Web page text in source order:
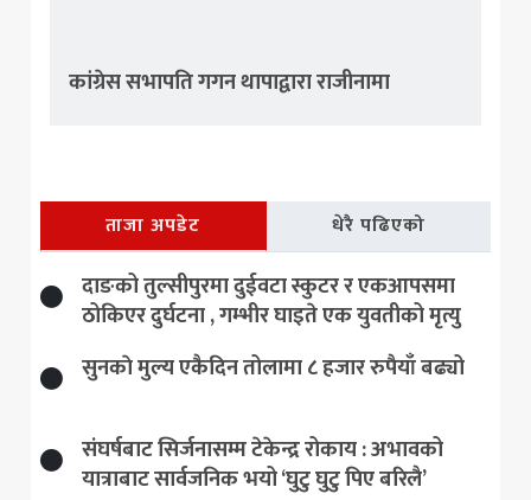
कांग्रेस सभापति गगन थापाद्वारा राजीनामा
ताजा अपडेट धेरै पढिएको
दाङको तुल्सीपुरमा दुईवटा स्कुटर र एकआपसमा
ठोकिएर दुर्घटना , गम्भीर घाइते एक युवतीको मृत्यु
सुनकाे मुल्य एकैदिन तोलामा ८ हजार रुपैयाँ बढ्यो
संघर्षबाट सिर्जनासम्म टेकेन्द्र रोकाय : अभावको
यात्राबाट सार्वजनिक भयो ‘घुटु घुटु पिए बरिलै’